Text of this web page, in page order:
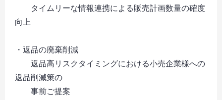
タイムリーな情報連携による販売計画数量の確度
向上
・返品の廃棄削減
返品高リスクタイミングにおける小売企業様への
返品削減策の
事前ご提案